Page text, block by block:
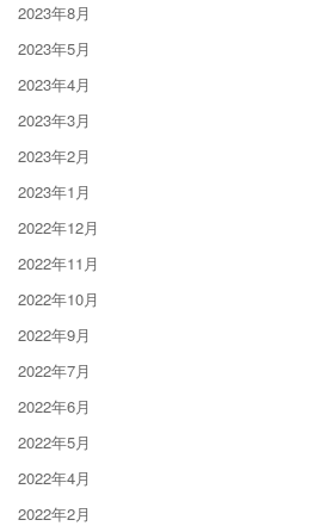
2023年8月
2023年5月
2023年4月
2023年3月
2023年2月
2023年1月
2022年12月
2022年11月
2022年10月
2022年9月
2022年7月
2022年6月
2022年5月
2022年4月
2022年2月